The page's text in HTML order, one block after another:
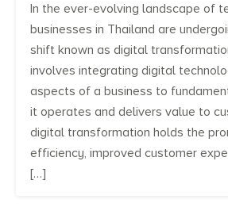
In the ever-evolving landscape of
businesses in Thailand are
shift known as digital
involves integrating digital
aspects of a business to
it operates and delivers value to
digital transformation holds the
efficiency, improved customer
[…]